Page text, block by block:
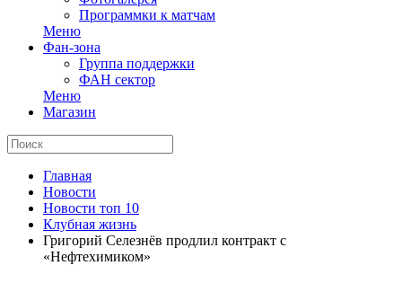
Программки к матчам
Меню
Фан-зона
Группа поддержки
ФАН сектор
Меню
Магазин
Главная
Новости
Новости топ 10
Клубная жизнь
Григорий Селезнёв продлил контракт с
«Нефтехимиком»